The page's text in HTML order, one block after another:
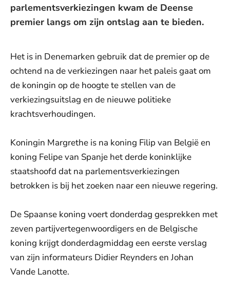
parlementsverkiezingen kwam de Deense
premier langs om zijn ontslag aan te bieden.
Het is in Denemarken gebruik dat de premier op de
ochtend na de verkiezingen naar het paleis gaat om
de koningin op de hoogte te stellen van de
verkiezingsuitslag en de nieuwe politieke
krachtsverhoudingen.
Koningin Margrethe is na koning Filip van België en
koning Felipe van Spanje het derde koninklijke
staatshoofd dat na parlementsverkiezingen
betrokken is bij het zoeken naar een nieuwe regering.
De Spaanse koning voert donderdag gesprekken met
zeven partijvertegenwoordigers en de Belgische
koning krijgt donderdagmiddag een eerste verslag
van zijn informateurs Didier Reynders en Johan
Vande Lanotte.